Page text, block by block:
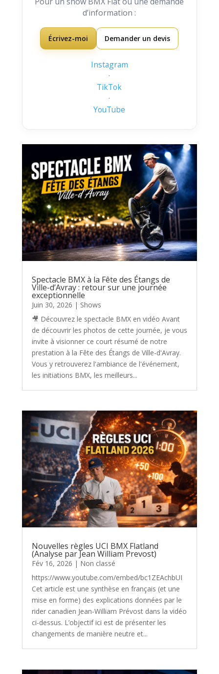
d’information :
Écrivez-moi Demander un devis
Instagram
·
TikTok
·
YouTube
Spectacle BMX à la Fête des Étangs de
Ville-d’Avray : retour sur une journée
exceptionnelle
Juin 30, 2026 | Shows
🎥 Découvrez le spectacle BMX en vidéo Avant
de découvrir les photos de cette journée, je vous
invite à visionner ce court résumé de notre
prestation à la Fête des Étangs de Ville-d'Avray.
Vous y retrouverez l'ambiance de l'événement,
les initiations BMX, les meilleurs...
Nouvelles règles UCI BMX Flatland
(Analyse par Jean William Prevost)
Fév 16, 2026 | Non classé
https://www.youtube.com/embed/bc1ZEAchbUI
Cet article est une synthèse en français (et une
mise en forme) des explications données par le
rider canadien Jean-William Prévost dans la vidéo
ci-dessus. L’objectif ici est de présenter les
changements de manière neutre et...